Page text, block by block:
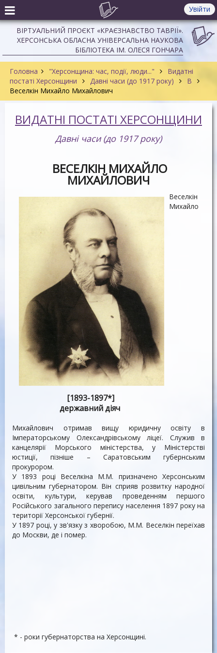
Увійти
ВІРТУАЛЬНИЙ ПРОЄКТ «КРАЄЗНАВСТВО ТАВРІЇ».
ХЕРСОНСЬКА ОБЛАСНА УНІВЕРСАЛЬНА НАУКОВА
БІБЛІОТЕКА ІМ. ОЛЕСЯ ГОНЧАРА
Головна "Херсонщина: час, події, люди..."
Видатні
постаті Херсонщини
Давні часи (до 1917 року)
В
Веселкін Михайло Михайлович
ВИДАТНІ ПОСТАТІ ХЕРСОНЩИНИ
Давні часи (до 1917 року)
ВЕСЕЛКІН МИХАЙЛО
МИХАЙЛОВИЧ
[1893-1897*]
державний діяч
Веселкін
Михайло
Михайлович отримав вищу юридичну освіту в
Імператорському Олександрівському ліцеї. Служив в
канцелярії Морського міністерства, у Міністерстві
юстиції, пізніше – Саратовським губернським
прокурором.
У 1893 році Веселкіна М.М. призначено Херсонським
цивільним губернатором. Він сприяв розвитку народної
освіти, культури, керував проведенням першого
Російського загального перепису населення 1897 року на
території Херсонської губернії.
У 1897 році, у зв'язку з хворобою, М.М. Веселкін переїхав
до Москви, де і помер.
* - роки губернаторства на Херсонщині.